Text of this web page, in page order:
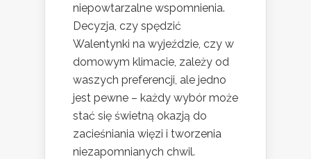
niepowtarzalne wspomnienia.
Decyzja, czy spędzić
Walentynki na wyjeździe, czy w
domowym klimacie, zależy od
waszych preferencji, ale jedno
jest pewne – każdy wybór może
stać się świetną okazją do
zacieśniania więzi i tworzenia
niezapomnianych chwil.